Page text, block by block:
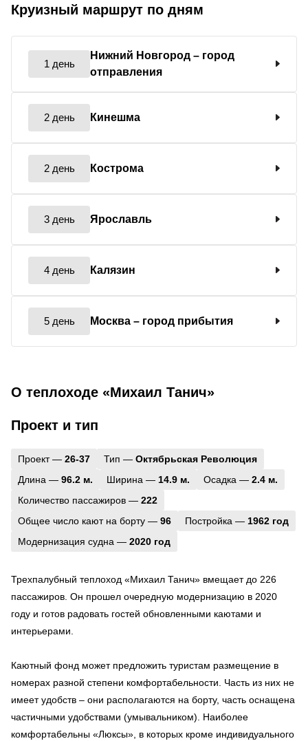
Круизный маршрут по дням
1 день
Нижний Новгород – город
отправления
2 день Кинешма
2 день Кострома
3 день Ярославль
4 день Калязин
5 день Москва – город прибытия
О теплоходе «Михаил Танич»
Проект и тип
Проект — 26-37 Тип — Октябрьская Революция
Длина — 96.2 м. Ширина — 14.9 м. Осадка — 2.4 м.
Количество пассажиров — 222
Общее число кают на борту — 96 Постройка — 1962 год
Модернизация судна — 2020 год
Трехпалубный теплоход «Михаил Танич» вмещает до 226
пассажиров. Он прошел очередную модернизацию в 2020
году и готов радовать гостей обновленными каютами и
интерьерами.
Каютный фонд может предложить туристам размещение в
номерах разной степени комфортабельности. Часть из них не
имеет удобств – они располагаются на борту, часть оснащена
частичными удобствами (умывальником). Наиболее
комфортабельны «Люксы», в которых кроме индивидуального